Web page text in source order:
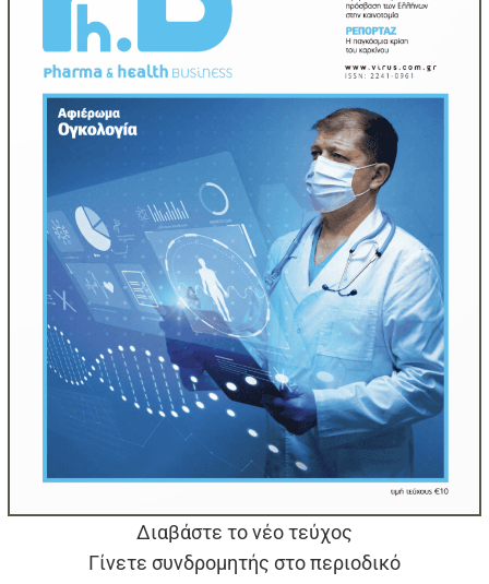
Διαβάστε το νέο τεύχος
Γίνετε συνδρομητής στο περιοδικό